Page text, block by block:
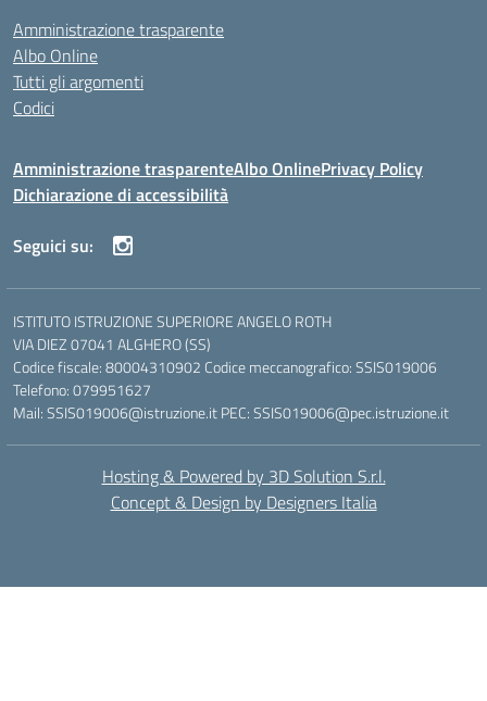
Amministrazione trasparente
Albo Online
Tutti gli argomenti
Codici
Amministrazione trasparenteAlbo OnlinePrivacy Policy
Dichiarazione di accessibilità
Seguici su:
ISTITUTO ISTRUZIONE SUPERIORE ANGELO ROTH
VIA DIEZ 07041 ALGHERO (SS)
Codice fiscale: 80004310902 Codice meccanografico: SSIS019006
Telefono: 079951627
Mail: SSIS019006@istruzione.it PEC: SSIS019006@pec.istruzione.it
Hosting & Powered by 3D Solution S.r.l.
Concept & Design by Designers Italia